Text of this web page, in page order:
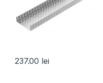
237.00 lei